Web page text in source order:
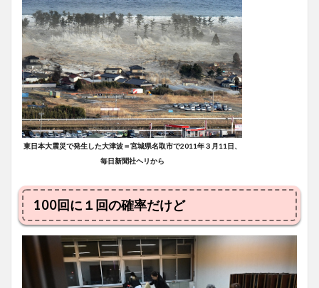
東日本大震災で発生した大津波＝宮城県名取市で2011年３月11日、
毎日新聞社ヘリから
100回に１回の確率だけど